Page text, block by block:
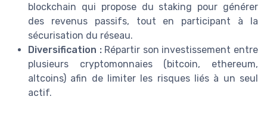
blockchain qui propose du staking pour générer
des revenus passifs, tout en participant à la
sécurisation du réseau.
Diversification :Répartir son investissement entre
plusieurs cryptomonnaies (bitcoin, ethereum,
altcoins) afin de limiter les risques liés à un seul
actif.